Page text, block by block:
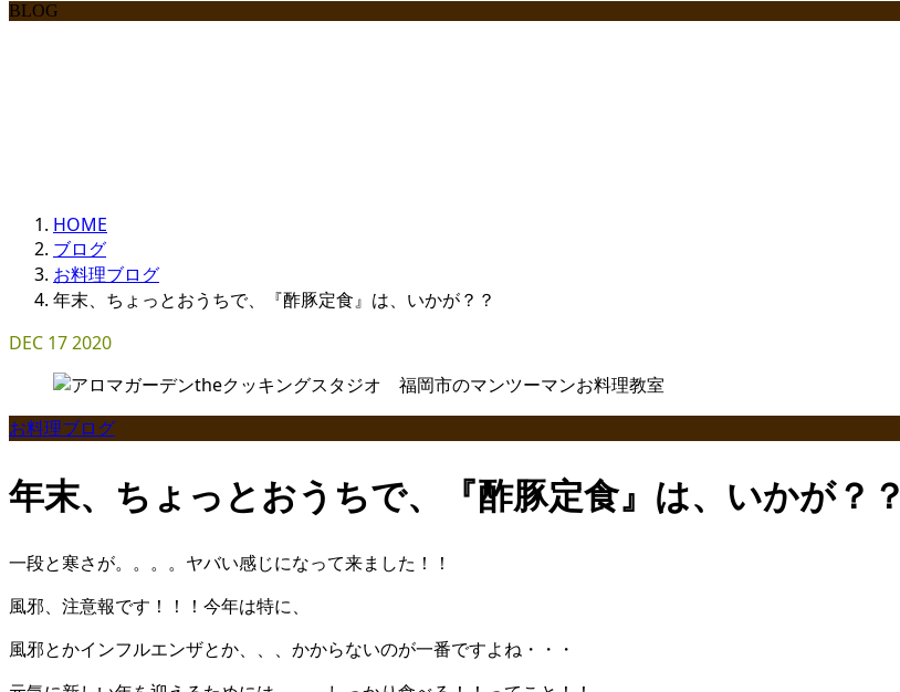
BLOG
HOME
ブログ
お料理ブログ
年末、ちょっとおうちで、『酢豚定食』は、いかが？？
DEC 172020
お料理ブログ
年末、ちょっとおうちで、『酢豚定食』は、いかが？？
一段と寒さが。。。。ヤバい感じになって来ました！！
風邪、注意報です！！！今年は特に、
風邪とかインフルエンザとか、、、かからないのが一番ですよね・・・